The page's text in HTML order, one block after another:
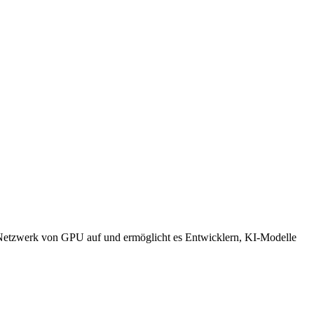
von GPU auf und ermöglicht es Entwicklern, KI-Modelle